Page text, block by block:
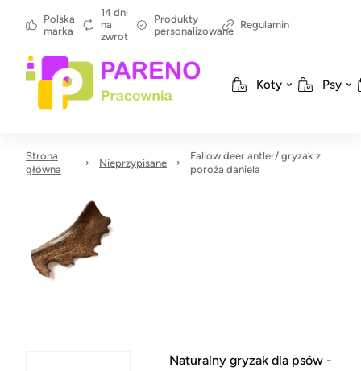
Polska
marka
14 dni
na
zwrot
Produkty
personalizowane Regulamin
Koty Psy
Strona
główna
Nieprzypisane
Fallow deer antler/ gryzak z
poroża daniela
Naturalny gryzak dla psów -